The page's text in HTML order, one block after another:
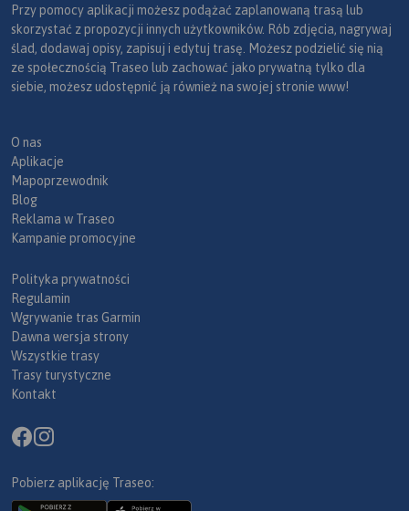
Przy pomocy aplikacji możesz podążać zaplanowaną trasą lub
skorzystać z propozycji innych użytkowników. Rób zdjęcia, nagrywaj
ślad, dodawaj opisy, zapisuj i edytuj trasę. Możesz podzielić się nią
ze społecznością Traseo lub zachować jako prywatną tylko dla
siebie, możesz udostępnić ją również na swojej stronie www!
O nas
Aplikacje
Mapoprzewodnik
Blog
Reklama w Traseo
Kampanie promocyjne
Polityka prywatności
Regulamin
Wgrywanie tras Garmin
Dawna wersja strony
Wszystkie trasy
Trasy turystyczne
Kontakt
Pobierz aplikację Traseo: